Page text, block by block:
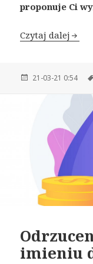
proponuje Ci
Czytaj dalej
21-03-21 0:54
imieniu